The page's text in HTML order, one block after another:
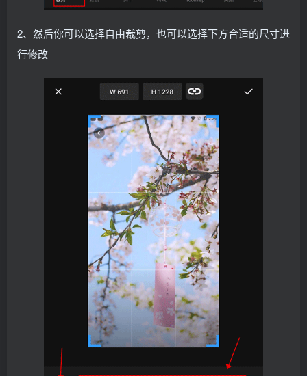
2、然后你可以选择自由裁剪，也可以选择下方合适的尺寸进
行修改